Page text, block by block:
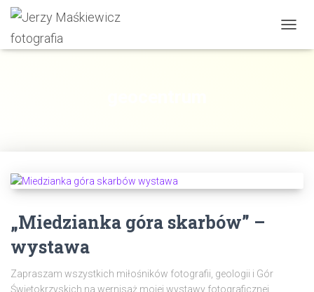
„Miedzianka góra skarbów” –
wystawa
Zapraszam wszystkich miłośników fotografii, geologii i Gór
Świętokrzyskich na wernisaż mojej wystawy fotograficznej